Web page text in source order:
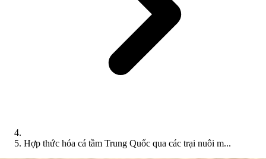
Hợp thức hóa cá tầm Trung Quốc qua các trại nuôi m...